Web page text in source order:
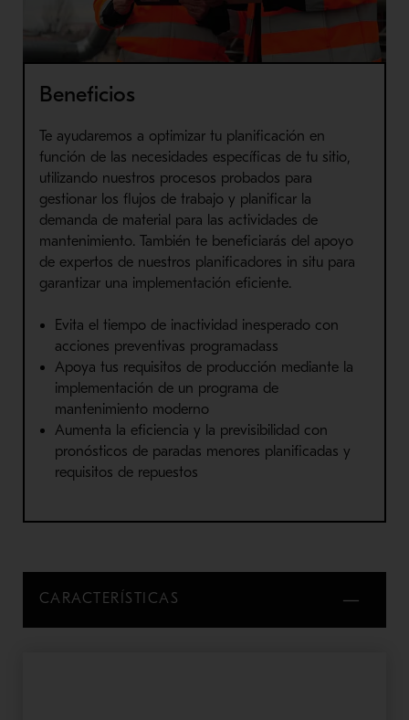
Beneficios
Te ayudaremos a optimizar tu planificación en
función de las necesidades específicas de tu sitio,
utilizando nuestros procesos probados para
gestionar los flujos de trabajo y planificar la
demanda de material para las actividades de
mantenimiento. También te beneficiarás del apoyo
de expertos de nuestros planificadores in situ para
garantizar una implementación eficiente.
Evita el tiempo de inactividad inesperado con
acciones preventivas programadass
Apoya tus requisitos de producción mediante la
implementación de un programa de
mantenimiento moderno
Aumenta la eficiencia y la previsibilidad con
pronósticos de paradas menores planificadas y
requisitos de repuestos
CARACTERÍSTICAS